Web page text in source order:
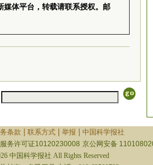
媒体平台，转载请联系授权。邮
条款 联系方式| 举报
中国科学报社
务许可证10120230008 京公网安备
中国科学报社 All Rights Reserved